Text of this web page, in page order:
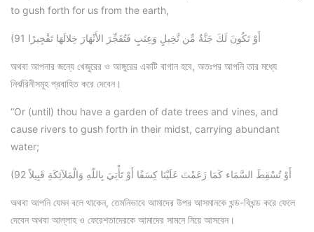
to gush forth for us from the earth,
(91 أَوْ تَكُونَ لَكَ جَنَّةٌ مِّن نَّخِيلٍ وَعِنَبٍ فَتُفَجِّرَ الأَنْهَارَ خِلالَهَا تَفْجِيرًا
অথবা আপনার জন্যে খেজুরের ও আঙ্গুরের একটি বাগান হবে, অতঃপর আপনি তার মধ্যে
নির্ঝরিনীসমূহ প্রবাহিত করে দেবেন।
“Or (until) thou have a garden of date trees and vines, and
cause rivers to gush forth in their midst, carrying abundant
water;
(92 أَوْ تُسْقِطَ السَّمَاء كَمَا زَعَمْتَ عَلَيْنَا كِسَفًا أَوْ تَأْتِيَ بِاللّهِ وَالْمَلآئِكَةِ قَبِيلاً
অথবা আপনি যেমন বলে থাকেন, তেমনিভাবে আমাদের উপর আসমানকে খন্ড-বিখন্ড করে ফেলে
দেবেন অথবা আল্লাহ ও ফেরেশতাদেরকে আমাদের সামনে নিয়ে আসবেন।